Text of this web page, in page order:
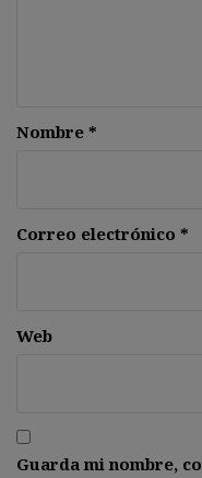
Nombre *
Correo electrónico *
Web
Guarda mi nombre,